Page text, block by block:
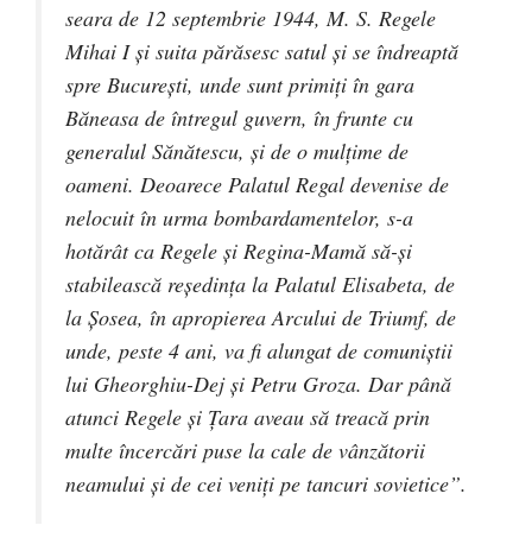
seara de 12 septembrie 1944, M. S. Regele
Mihai I şi suita părăsesc satul şi se îndreaptă
spre Bucureşti, unde sunt primiţi în gara
Băneasa de întregul guvern, în frunte cu
generalul Sănătescu, şi de o mulţime de
oameni. Deoarece Palatul Regal devenise de
nelocuit în urma bombardamentelor, s-a
hotărât ca Regele şi Regina-Mamă să-şi
stabilească reşedinţa la Palatul Elisabeta, de
la Şosea, în apropierea Arcului de Triumf, de
unde, peste 4 ani, va fi alungat de comuniştii
lui Gheorghiu-Dej şi Petru Groza. Dar până
atunci Regele şi Ţara aveau să treacă prin
multe încercări puse la cale de vânzătorii
neamului şi de cei veniţi pe tancuri sovietice”.